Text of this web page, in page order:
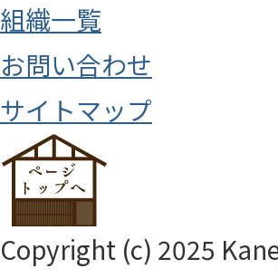
組織一覧
お問い合わせ
サイトマップ
Copyright (c) 2025